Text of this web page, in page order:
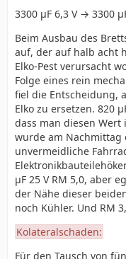
3300 µF 6,3 V → 3300
Beim Ausbau des
auf, der auf halb acht
Elko-Pest verursacht
Folge eines rein
fiel die Entscheidung,
Elko zu ersetzen. 820
dass man diesen
wurde am
unvermeidliche
µF 25 V RM 5,0, aber
der Nähe dieser
noch Kühler. Und RM
Kolateralschaden:
Für den Tausch von